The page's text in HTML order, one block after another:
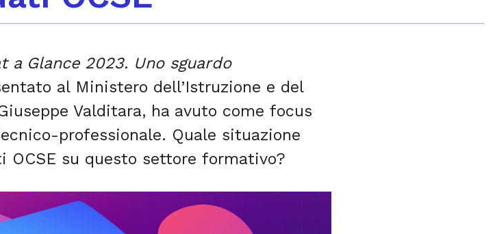
a Glance 2023. Uno sguardo
al Ministero dell’Istruzione e del
Valditara, ha avuto come focus
professionale. Quale situazione
OCSE su questo settore formativo?